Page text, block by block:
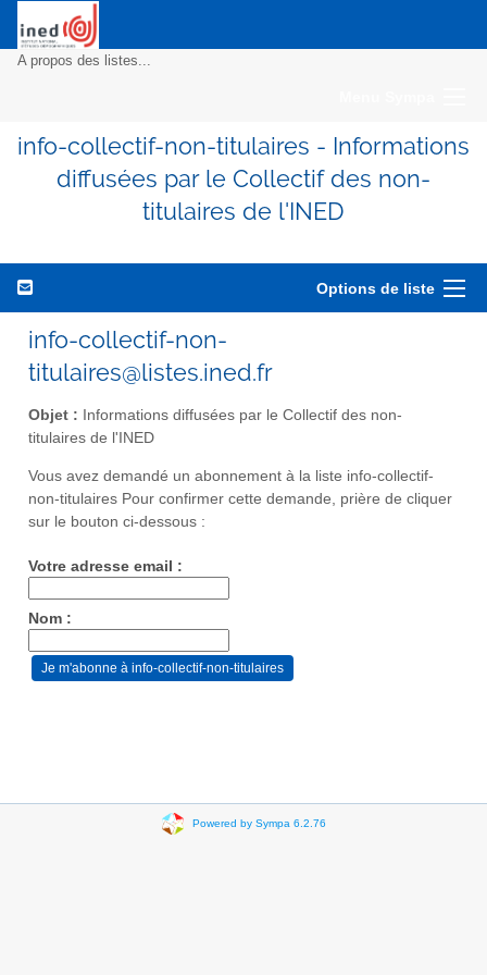
A propos des listes...
info-collectif-non-titulaires - Informations
diffusées par le Collectif des non-
titulaires de l'INED
Options de liste
info-collectif-non-
titulaires@listes.ined.fr
Objet : Informations diffusées par le Collectif des non-
titulaires de l'INED
Vous avez demandé un abonnement à la liste info-collectif-
non-titulaires Pour confirmer cette demande, prière de cliquer
sur le bouton ci-dessous :
Votre adresse email :
Nom :
Powered by Sympa 6.2.76